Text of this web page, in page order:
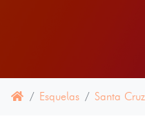
Esquelas Santa